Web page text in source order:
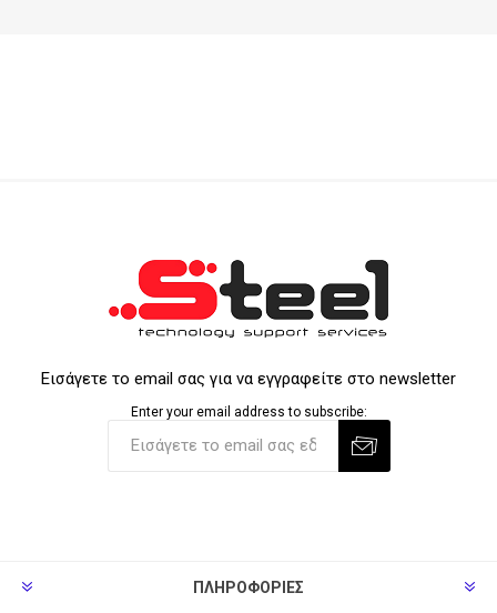
Εισάγετε το email σας για να εγγραφείτε στο newsletter
Enter your email address to subscribe:
ΠΛΗΡΟΦΟΡΊΕΣ